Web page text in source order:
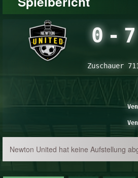
0 - 7
Zuschauer
Newton United hat keine Aufstellung